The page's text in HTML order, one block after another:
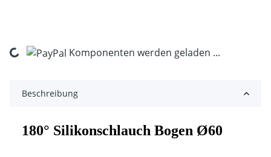
Loading... Komponenten werden geladen ...
Beschreibung
180° Silikonschlauch Bogen Ø60